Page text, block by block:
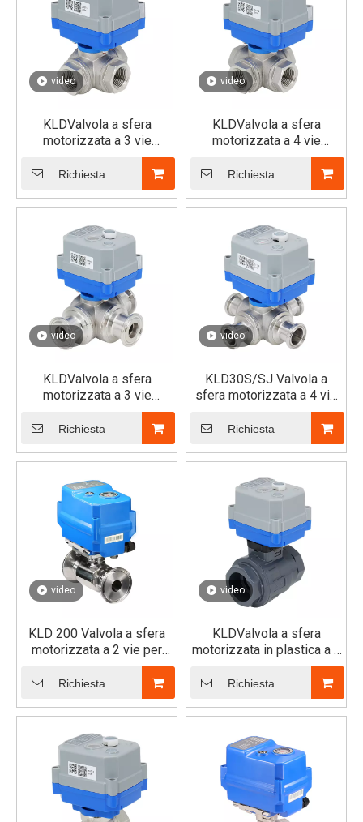
video
KLDValvola a sfera
motorizzata a 3 vie
30S/SJ (orizzontale)
Richiesta
video
KLDValvola a sfera
motorizzata a 4 vie
30S/SJ (orizzontale)
Richiesta
video
KLDValvola a sfera
motorizzata a 3 vie
30S/SJ per assemblaggio
rapido (orizzontale）
Richiesta
video
KLD30S/SJ Valvola a
sfera motorizzata a 4 vie
per assemblaggio rapido
(orizzontale)
Richiesta
video
KLD 200 Valvola a sfera
motorizzata a 2 vie per
Assemblato veloce (Tri-
Clamp)
Richiesta
video
KLDValvola a sfera
motorizzata in plastica a 2
vie a porta totale 30S/SJ
Richiesta